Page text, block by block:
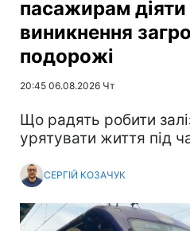
пасажирам діяти
виникнення
подорожі
20:45 06.08.2026 Чт
Що радять робити
урятувати життя під
СЕРГІЙ КОЗАЧУК